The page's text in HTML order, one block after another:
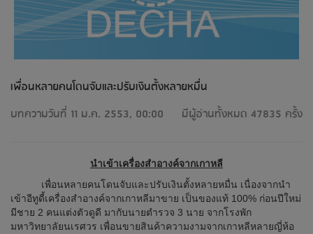
เพื่อนหลายคนโดนจับและปรับเงินตั้งหลายหมื่น
บทความวันที่ 11 ม.ค. 2553, 00:00
มีผู้อ่านทั้งหมด 47835 ครั้ง
นำเข้าเครื่องสำอางค์จากเกาหลี
เพื่อนหลายคนโดนจับและปรับเงินตั้งหลายหมื่น เนื่องจากนำ
เข้าอีทูดี้เครื่องสำอางค์จากเกาหลีมาขาย เป็นของแท้ 100% ก่อนปีใหม่
มีชาย 2 คนแต่งตัวดูดี มากับนายตำรวจ 3 นาย จากโรงพัก
มหาวิทยาลัยนเรศวร เพื่อนขายสินค้าความงามจากเกาหลีหลายญี่ห้อ